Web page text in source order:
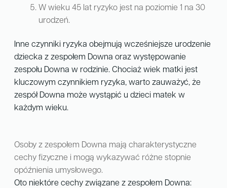
W wieku 45 lat ryzyko jest na poziomie 1 na 30
urodzeń.
Inne czynniki ryzyka obejmują wcześniejsze urodzenie
dziecka z zespołem Downa oraz występowanie
zespołu Downa w rodzinie. Chociaż wiek matki jest
kluczowym czynnikiem ryzyka, warto zauważyć, że
zespół Downa może wystąpić u dzieci matek w
każdym wieku.
Osoby z zespołem Downa mają charakterystyczne
cechy fizyczne i mogą wykazywać różne stopnie
opóźnienia umysłowego.
Oto niektóre cechy związane z zespołem Downa: